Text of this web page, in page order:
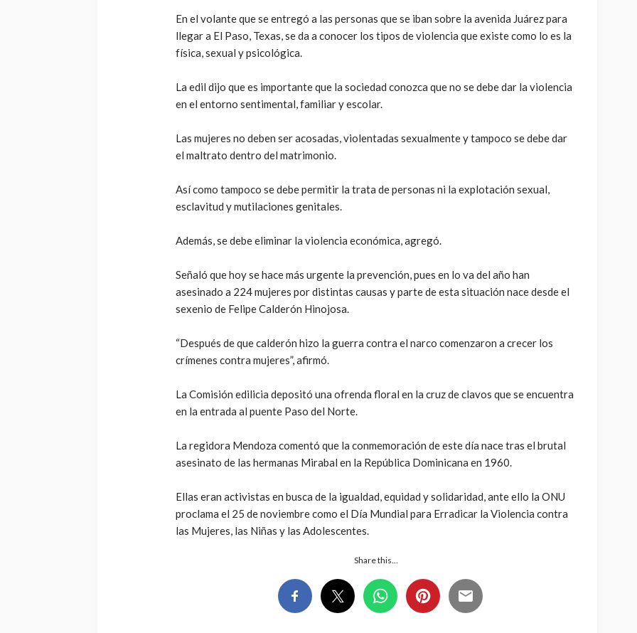
En el volante que se entregó a las personas que se iban sobre la avenida Juárez para
llegar a El Paso, Texas, se da a conocer los tipos de violencia que existe como lo es la
física, sexual y psicológica.
La edil dijo que es importante que la sociedad conozca que no se debe dar la violencia
en el entorno sentimental, familiar y escolar.
Las mujeres no deben ser acosadas, violentadas sexualmente y tampoco se debe dar
el maltrato dentro del matrimonio.
Así como tampoco se debe permitir la trata de personas ni la explotación sexual,
esclavitud y mutilaciones genitales.
Además, se debe eliminar la violencia económica, agregó.
Señaló que hoy se hace más urgente la prevención, pues en lo va del año han
asesinado a 224 mujeres por distintas causas y parte de esta situación nace desde el
sexenio de Felipe Calderón Hinojosa.
“Después de que calderón hizo la guerra contra el narco comenzaron a crecer los
crímenes contra mujeres”, afirmó.
La Comisión edilicia depositó una ofrenda floral en la cruz de clavos que se encuentra
en la entrada al puente Paso del Norte.
La regidora Mendoza comentó que la conmemoración de este día nace tras el brutal
asesinato de las hermanas Mirabal en la República Dominicana en 1960.
Ellas eran activistas en busca de la igualdad, equidad y solidaridad, ante ello la ONU
proclama el 25 de noviembre como el Día Mundial para Erradicar la Violencia contra
las Mujeres, las Niñas y las Adolescentes.
Share this…